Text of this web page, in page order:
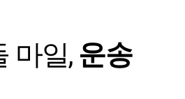
마일, 운송